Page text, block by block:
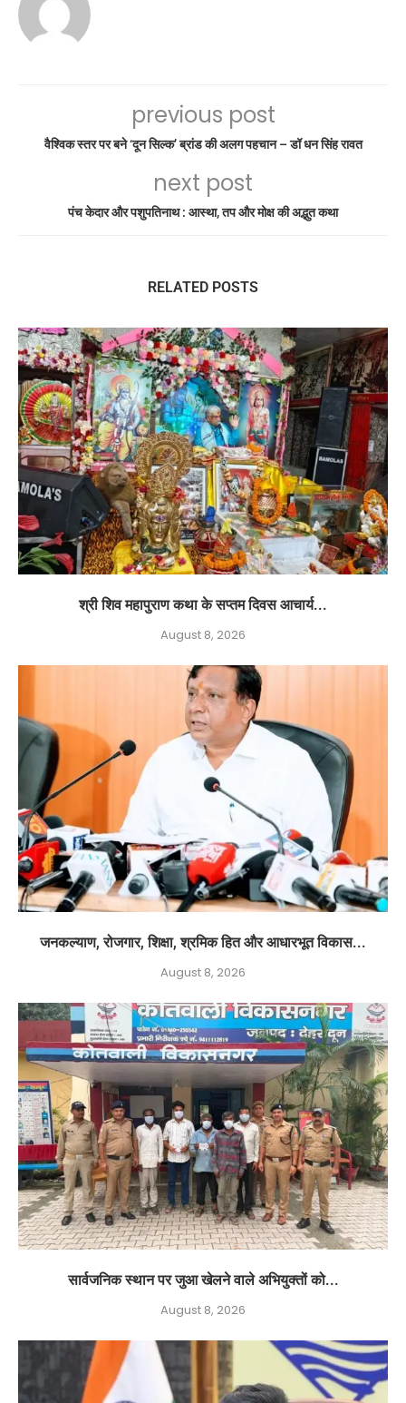
previous post
वैश्विक स्तर पर बने ‘दून सिल्क’ ब्रांड की अलग पहचान – डॉ धन सिंह रावत
next post
पंच केदार और पशुपतिनाथ : आस्था, तप और मोक्ष की अद्भुत कथा
RELATED POSTS
श्री शिव महापुराण कथा के सप्तम दिवस आचार्य...
August 8, 2026
जनकल्याण, रोजगार, शिक्षा, श्रमिक हित और आधारभूत विकास...
August 8, 2026
सार्वजनिक स्थान पर जुआ खेलने वाले अभियुक्तों को...
August 8, 2026